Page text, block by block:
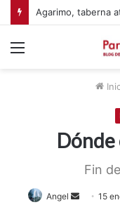
Agarimo, taberna
Menú
Dónde
Fin
Angel
Send15